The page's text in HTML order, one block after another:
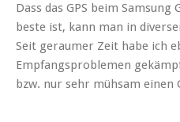
Dass das GPS beim Samsung
beste ist, kann man in
Seit geraumer Zeit habe ich
Empfangsproblemen
bzw. nur sehr mühsam einen